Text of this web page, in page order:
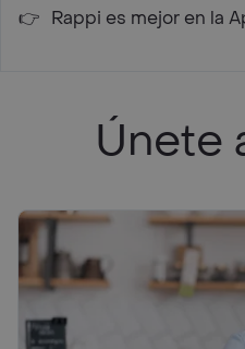
👉 Rappi es mejor en la
Únete